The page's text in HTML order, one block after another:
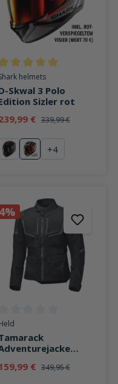
5 Sternen Bewertung
helmets
Skwal 3 Polo
Sizler rot
€ 339,99 €
Blast-R mattschwarz
Polo Edition Sizler
+4
5 Sternen Bewertung
€ 349,95 €